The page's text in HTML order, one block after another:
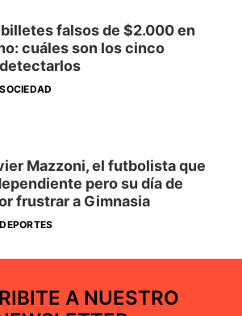
falsos de $2.000 en
cuáles son los cinco
SOCIEDAD
Mazzoni, el futbolista que
pero su día de
frustrar a Gimnasia
DEPORTES
A NUESTRO